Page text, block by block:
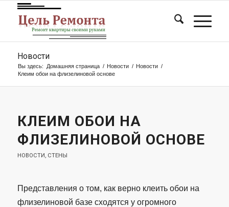
Новости
Вы здесь: Домашняя страница / Новости / Новости /
Клеим обои на флизелиновой основе
КЛЕИМ ОБОИ НА
ФЛИЗЕЛИНОВОЙ ОСНОВЕ
НОВОСТИ, СТЕНЫ
Представления о том, как верно клеить обои на
флизелиновой базе сходятся у огромного